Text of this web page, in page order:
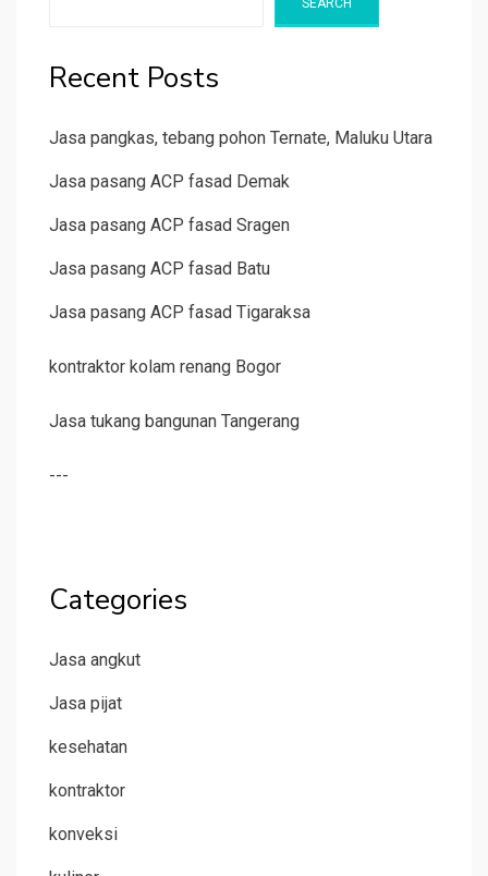
Recent Posts
Jasa pangkas, tebang pohon Ternate, Maluku Utara
Jasa pasang ACP fasad Demak
Jasa pasang ACP fasad Sragen
Jasa pasang ACP fasad Batu
Jasa pasang ACP fasad Tigaraksa
kontraktor kolam renang Bogor
Jasa tukang bangunan Tangerang
---
Categories
Jasa angkut
Jasa pijat
kesehatan
kontraktor
konveksi